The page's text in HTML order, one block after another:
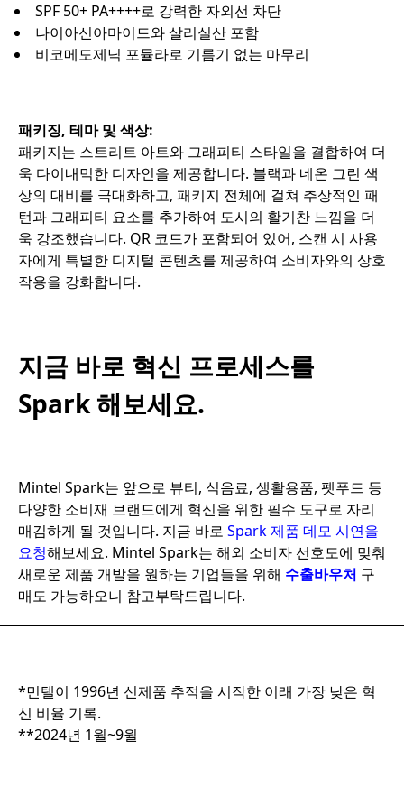
SPF 50+ PA++++로 강력한 자외선 차단
나이아신아마이드와 살리실산 포함
비코메도제닉 포뮬라로 기름기 없는 마무리
패키징, 테마 및 색상:
패키지는 스트리트 아트와 그래피티 스타일을 결합하여 더
욱 다이내믹한 디자인을 제공합니다. 블랙과 네온 그린 색
상의 대비를 극대화하고, 패키지 전체에 걸쳐 추상적인 패
턴과 그래피티 요소를 추가하여 도시의 활기찬 느낌을 더
욱 강조했습니다. QR 코드가 포함되어 있어, 스캔 시 사용
자에게 특별한 디지털 콘텐츠를 제공하여 소비자와의 상호
작용을 강화합니다.
지금 바로 혁신 프로세스를
Spark 해보세요.
Mintel Spark는 앞으로 뷰티, 식음료, 생활용품, 펫푸드 등
다양한 소비재 브랜드에게 혁신을 위한 필수 도구로 자리
매김하게 될 것입니다. 지금 바로 Spark 제품 데모 시연을
요청해보세요. Mintel Spark는 해외 소비자 선호도에 맞춰
새로운 제품 개발을 원하는 기업들을 위해 수출바우처 구
매도 가능하오니 참고부탁드립니다.
*민텔이 1996년 신제품 추적을 시작한 이래 가장 낮은 혁
신 비율 기록.
**2024년 1월~9월